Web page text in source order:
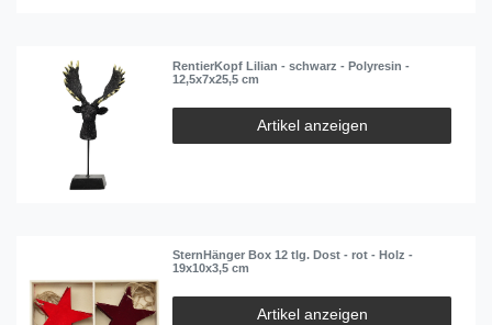
RentierKopf Lilian - schwarz - Polyresin -
12,5x7x25,5 cm
Artikel anzeigen
SternHänger Box 12 tlg. Dost - rot - Holz -
19x10x3,5 cm
Artikel anzeigen